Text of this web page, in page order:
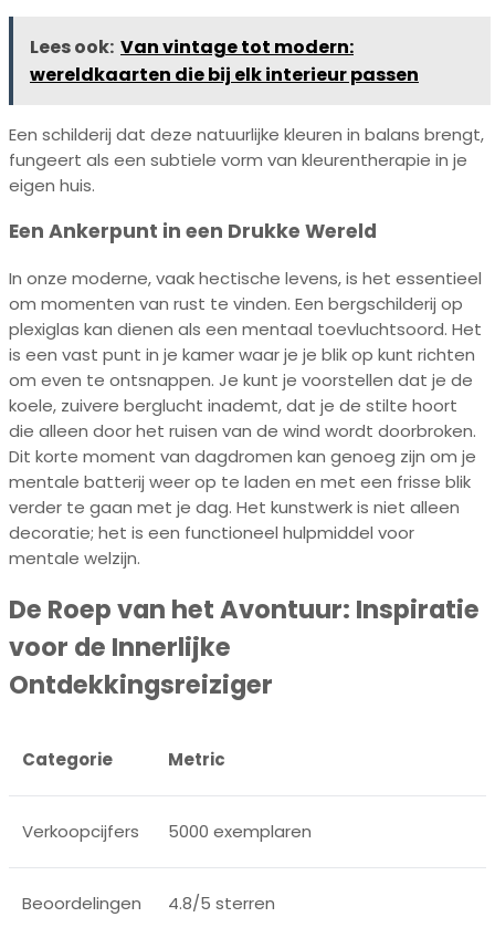
Lees ook: Van vintage tot modern:
wereldkaarten die bij elk interieur passen
Een schilderij dat deze natuurlijke kleuren in balans brengt,
fungeert als een subtiele vorm van kleurentherapie in je
eigen huis.
Een Ankerpunt in een Drukke Wereld
In onze moderne, vaak hectische levens, is het essentieel
om momenten van rust te vinden. Een bergschilderij op
plexiglas kan dienen als een mentaal toevluchtsoord. Het
is een vast punt in je kamer waar je je blik op kunt richten
om even te ontsnappen. Je kunt je voorstellen dat je de
koele, zuivere berglucht inademt, dat je de stilte hoort
die alleen door het ruisen van de wind wordt doorbroken.
Dit korte moment van dagdromen kan genoeg zijn om je
mentale batterij weer op te laden en met een frisse blik
verder te gaan met je dag. Het kunstwerk is niet alleen
decoratie; het is een functioneel hulpmiddel voor
mentale welzijn.
De Roep van het Avontuur: Inspiratie
voor de Innerlijke
Ontdekkingsreiziger
Categorie Metric
Verkoopcijfers 5000 exemplaren
Beoordelingen 4.8/5 sterren